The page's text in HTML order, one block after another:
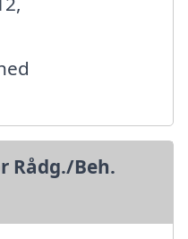
Rådg./Beh.